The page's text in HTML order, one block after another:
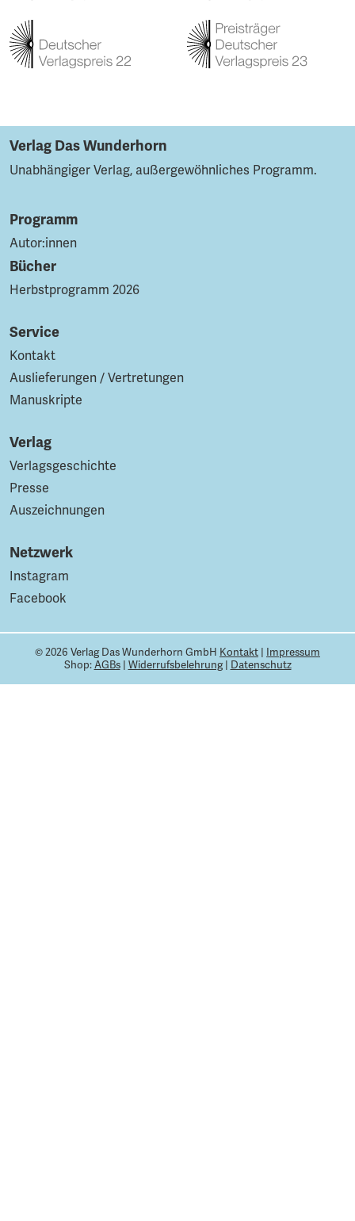
Verlag Das Wunderhorn
Unabhängiger Verlag, außergewöhnliches Programm.
Programm
Autor:innen
Bücher
Herbstprogramm 2026
Service
Kontakt
Auslieferungen / Vertretungen
Manuskripte
Verlag
Verlagsgeschichte
Presse
Auszeichnungen
Netzwerk
Instagram
Facebook
© 2026 Verlag Das Wunderhorn GmbH Kontakt | Impressum
Shop:AGBs| Widerrufsbelehrung| Datenschutz